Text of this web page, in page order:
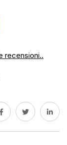
recensioni..